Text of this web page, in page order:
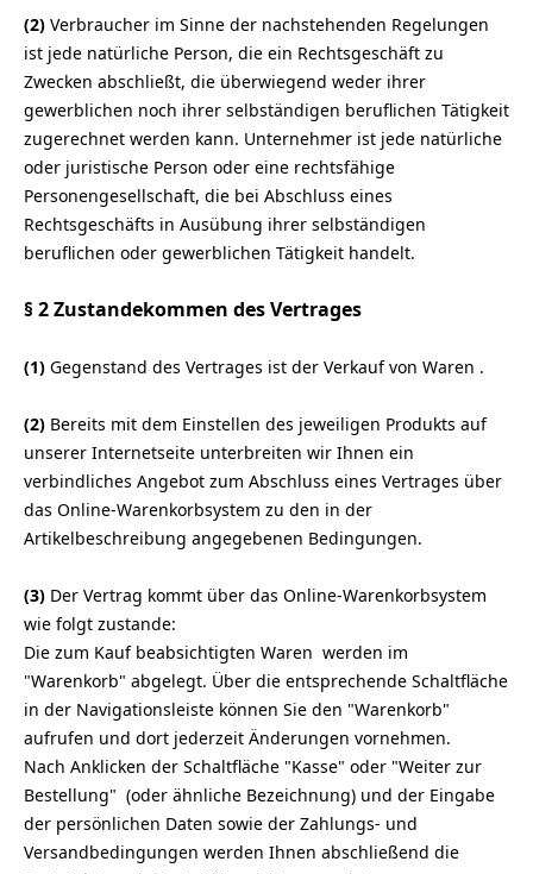
(2) Verbraucher im Sinne der nachstehenden Regelungen
ist jede natürliche Person, die ein Rechtsgeschäft zu
Zwecken abschließt, die überwiegend weder ihrer
gewerblichen noch ihrer selbständigen beruflichen Tätigkeit
zugerechnet werden kann. Unternehmer ist jede natürliche
oder juristische Person oder eine rechtsfähige
Personengesellschaft, die bei Abschluss eines
Rechtsgeschäfts in Ausübung ihrer selbständigen
beruflichen oder gewerblichen Tätigkeit handelt.
§ 2 Zustandekommen des Vertrages
(1) Gegenstand des Vertrages ist der Verkauf von Waren .
(2) Bereits mit dem Einstellen des jeweiligen Produkts auf
unserer Internetseite unterbreiten wir Ihnen ein
verbindliches Angebot zum Abschluss eines Vertrages über
das Online-Warenkorbsystem zu den in der
Artikelbeschreibung angegebenen Bedingungen.
(3) Der Vertrag kommt über das Online-Warenkorbsystem
wie folgt zustande:
Die zum Kauf beabsichtigten Waren werden im
"Warenkorb" abgelegt. Über die entsprechende Schaltfläche
in der Navigationsleiste können Sie den "Warenkorb"
aufrufen und dort jederzeit Änderungen vornehmen.
Nach Anklicken der Schaltfläche "Kasse" oder "Weiter zur
Bestellung" (oder ähnliche Bezeichnung) und der Eingabe
der persönlichen Daten sowie der Zahlungs- und
Versandbedingungen werden Ihnen abschließend die